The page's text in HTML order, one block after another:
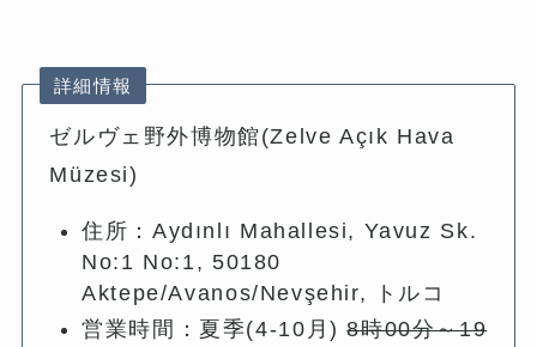
詳細情報
ゼルヴェ野外博物館(Zelve Açık Hava
Müzesi)
住所：Aydınlı Mahallesi, Yavuz Sk.
No:1 No:1, 50180
Aktepe/Avanos/Nevşehir, トルコ
営業時間：夏季(4-10月)8時00分～19